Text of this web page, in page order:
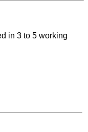
in 3 to 5 working